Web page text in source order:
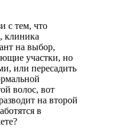
с тем, что
клиника
на выбор,
участки, но
или пересадить
волос, вот
на второй
в